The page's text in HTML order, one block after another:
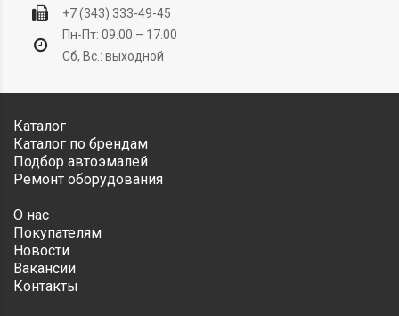
+7 (343) 333-49-45
Пн-Пт: 09.00 – 17.00
Сб, Вс.: выходной
Каталог
Каталог по брендам
Подбор автоэмалей
Ремонт оборудования
О нас
Покупателям
Новости
Вакансии
Контакты